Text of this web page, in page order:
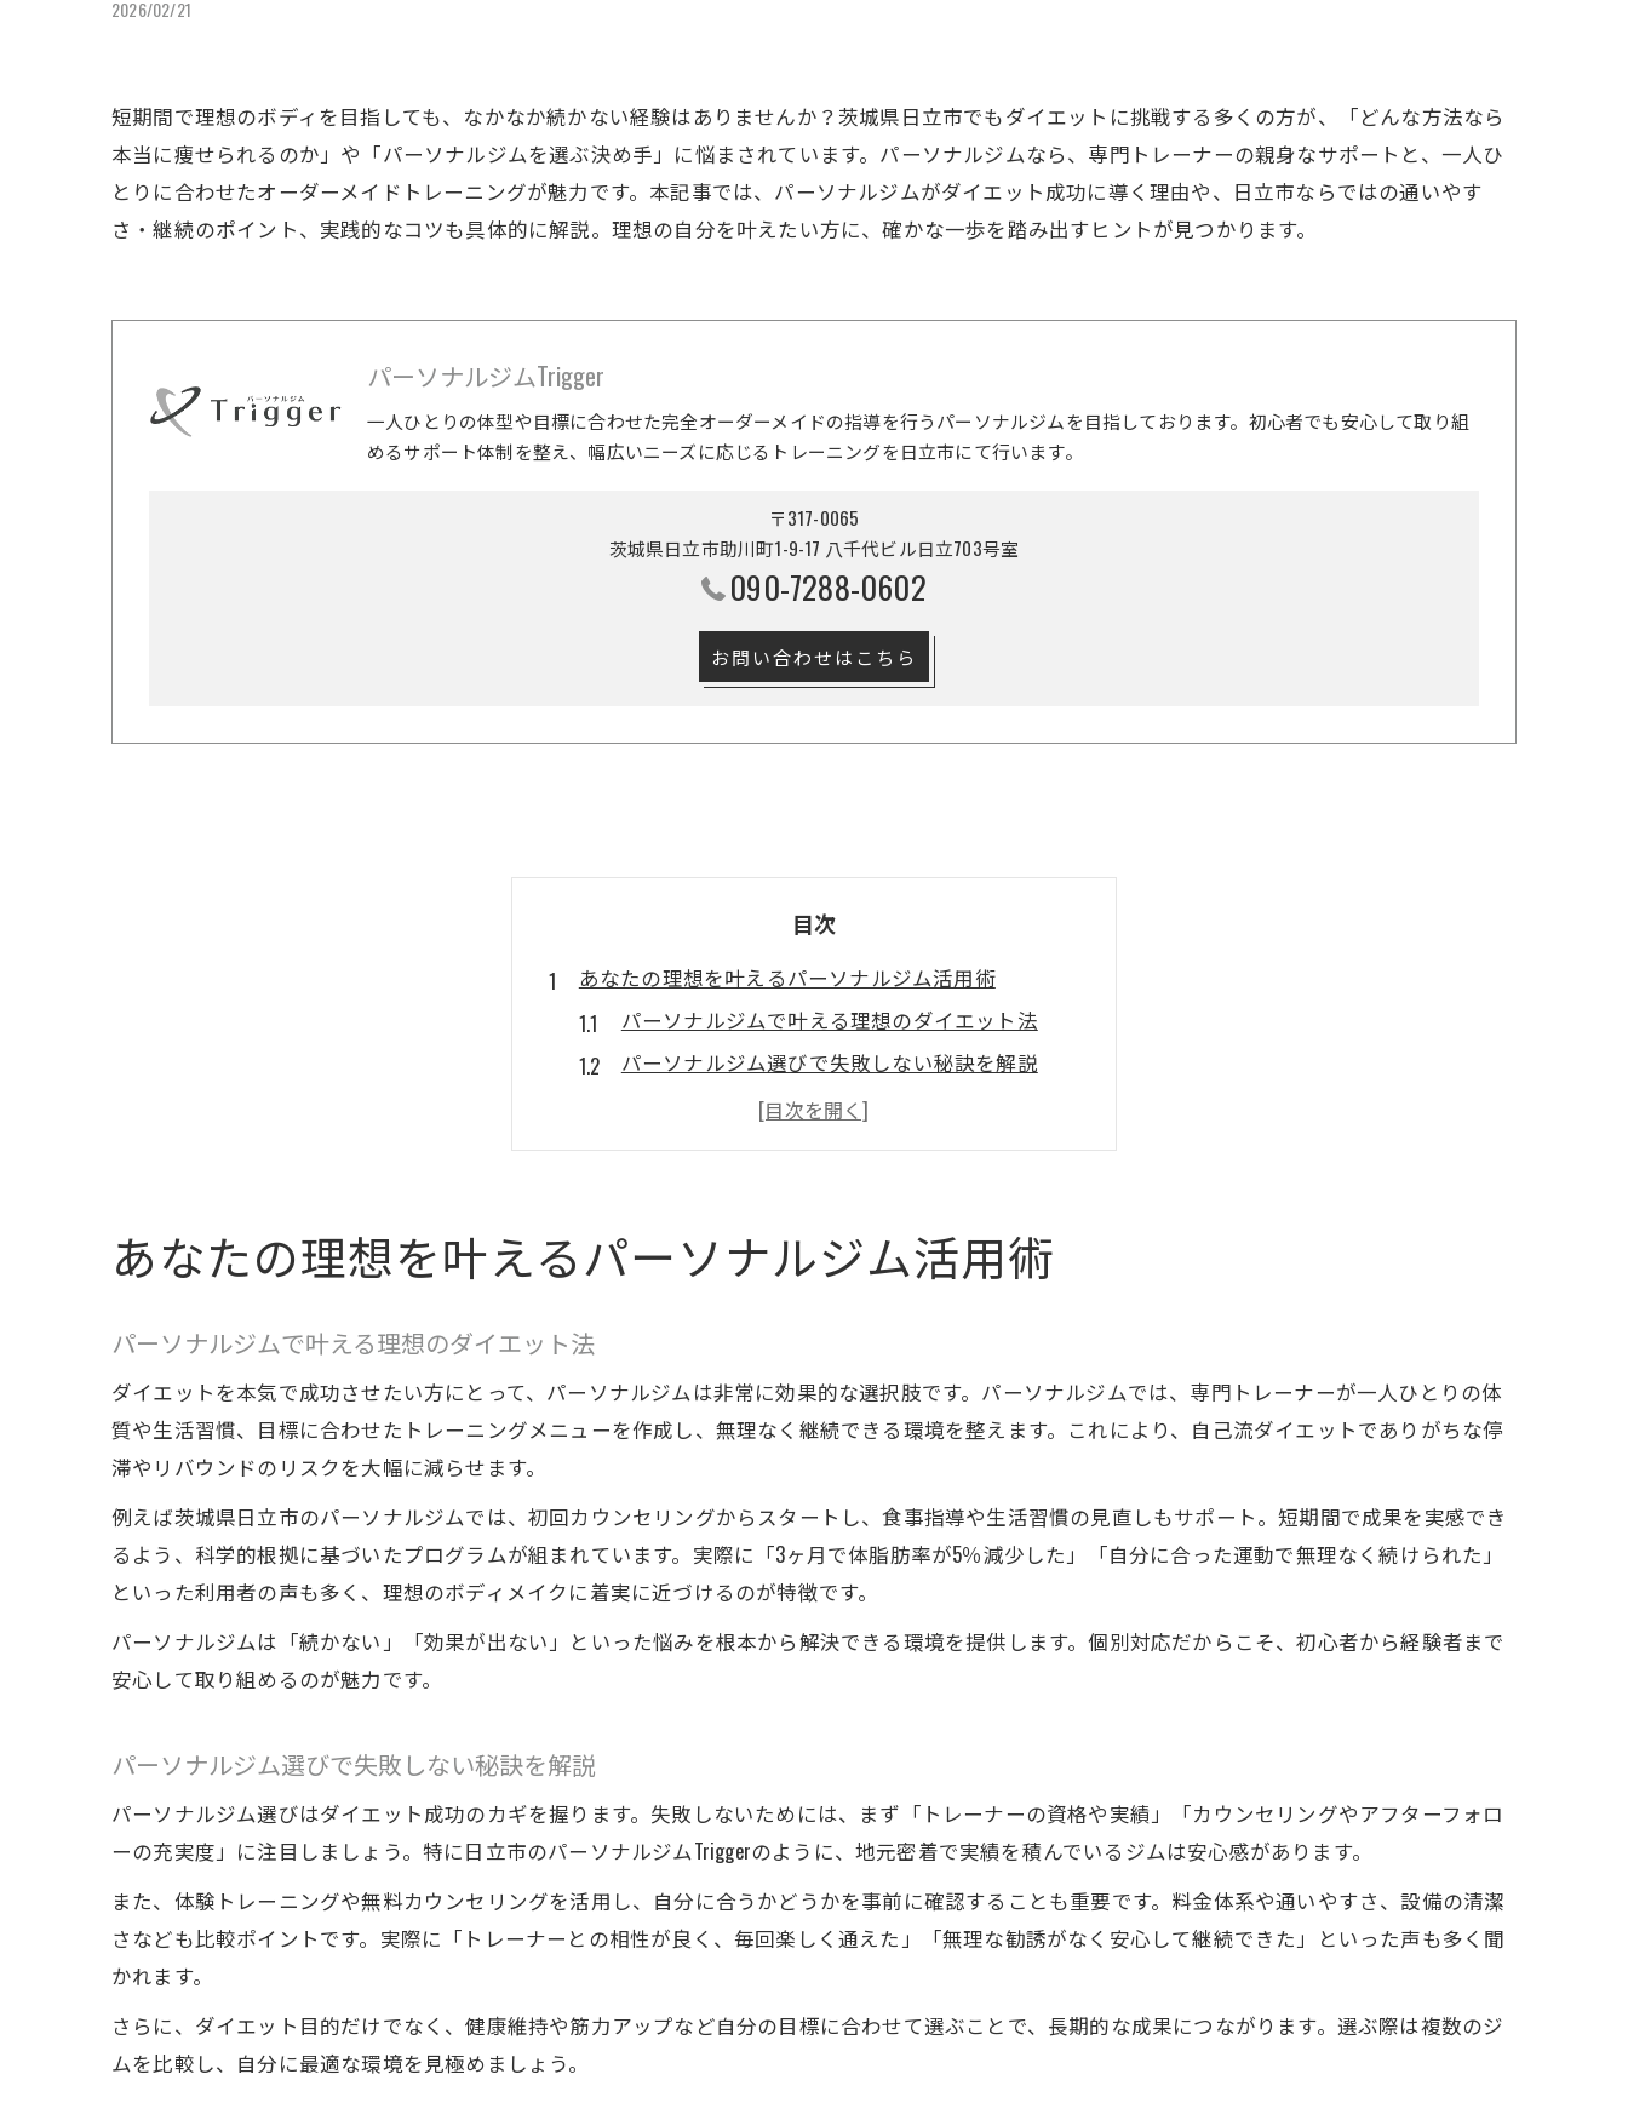
2026/02/21
短期間で理想のボディを目指しても、なかなか続かない経験はありませんか？茨城県日立市でもダイエットに挑戦する多くの方が、「どんな方法なら
本当に痩せられるのか」や「パーソナルジムを選ぶ決め手」に悩まされています。パーソナルジムなら、専門トレーナーの親身なサポートと、一人ひ
とりに合わせたオーダーメイドトレーニングが魅力です。本記事では、パーソナルジムがダイエット成功に導く理由や、日立市ならではの通いやす
さ・継続のポイント、実践的なコツも具体的に解説。理想の自分を叶えたい方に、確かな一歩を踏み出すヒントが見つかります。
パーソナルジムTrigger
一人ひとりの体型や目標に合わせた完全オーダーメイドの指導を行うパーソナルジムを目指しております。初心者でも安心して取り組
めるサポート体制を整え、幅広いニーズに応じるトレーニングを日立市にて行います。
〒317-0065
茨城県日立市助川町1-9-17 八千代ビル日立703号室
090-7288-0602
お問い合わせはこちら
目次
あなたの理想を叶えるパーソナルジム活用術
パーソナルジムで叶える理想のダイエット法
パーソナルジム選びで失敗しない秘訣を解説
日立市パーソナルジムの活用術と継続のコツ
パーソナルジムと通常ジムの違いと効果的活用法
短期間で痩せたい方に日立市の選択肢
短期間で痩せるパーソナルジムの活用ポイント
パーソナルジムの短期間成果とその理由
日立市で短期ダイエットを叶えるコツ
日立市で人気のパーソナルジム比較ポイント
パーソナルジムと他ダイエット法の効果比較
日立市のジム通いで実感できるダイエット法
パーソナルジムとピラティスどちらが痩せる？
モチベーション維持に役立つジム活用方法
パーソナルジムを辞めた理由から学ぶ継続術
トレーナーとの相性が続ける秘訣になる理由
無理なく続けられるパーソナルジムの選び方
失敗しないパーソナルジム選びの要点解説
あなたの理想を叶えるパーソナルジム活用術
パーソナルジムで叶える理想のダイエット法
ダイエットを本気で成功させたい方にとって、パーソナルジムは非常に効果的な選択肢です。パーソナルジムでは、専門トレーナーが一人ひとりの体
質や生活習慣、目標に合わせたトレーニングメニューを作成し、無理なく継続できる環境を整えます。これにより、自己流ダイエットでありがちな停
滞やリバウンドのリスクを大幅に減らせます。
例えば茨城県日立市のパーソナルジムでは、初回カウンセリングからスタートし、食事指導や生活習慣の見直しもサポート。短期間で成果を実感でき
るよう、科学的根拠に基づいたプログラムが組まれています。実際に「3ヶ月で体脂肪率が5％減少した」「自分に合った運動で無理なく続けられた」
といった利用者の声も多く、理想のボディメイクに着実に近づけるのが特徴です。
パーソナルジムは「続かない」「効果が出ない」といった悩みを根本から解決できる環境を提供します。個別対応だからこそ、初心者から経験者まで
安心して取り組めるのが魅力です。
パーソナルジム選びで失敗しない秘訣を解説
パーソナルジム選びはダイエット成功のカギを握ります。失敗しないためには、まず「トレーナーの資格や実績」「カウンセリングやアフターフォロ
ーの充実度」に注目しましょう。特に日立市のパーソナルジムTriggerのように、地元密着で実績を積んでいるジムは安心感があります。
また、体験トレーニングや無料カウンセリングを活用し、自分に合うかどうかを事前に確認することも重要です。料金体系や通いやすさ、設備の清潔
さなども比較ポイントです。実際に「トレーナーとの相性が良く、毎回楽しく通えた」「無理な勧誘がなく安心して継続できた」といった声も多く聞
かれます。
さらに、ダイエット目的だけでなく、健康維持や筋力アップなど自分の目標に合わせて選ぶことで、長期的な成果につながります。選ぶ際は複数のジ
ムを比較し、自分に最適な環境を見極めましょう。